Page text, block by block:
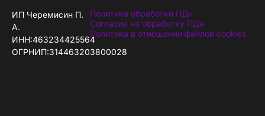
ИП Черемисин П.
А.
ИНН:463234425564
ОГРНИП:314463203800028
Политика обработки ПДн
Согласие на обработку ПДн
Политика в отношении файлов cookies